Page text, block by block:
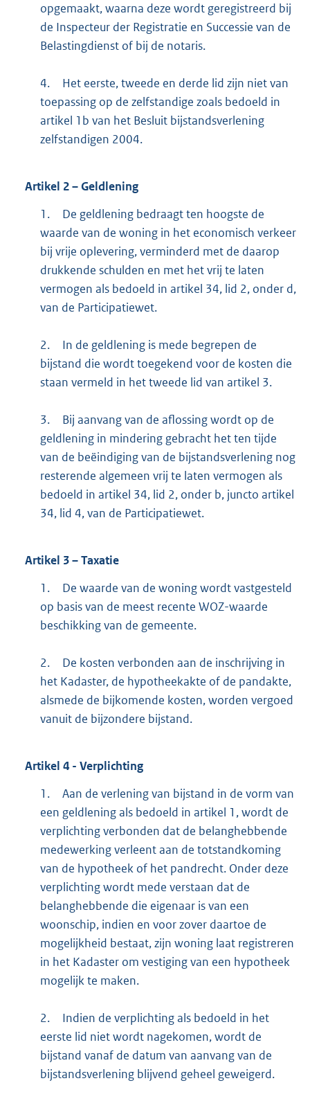
opgemaakt, waarna deze wordt geregistreerd bij
de Inspecteur der Registratie en Successie van de
Belastingdienst of bij de notaris.
4.
Het eerste, tweede en derde lid zijn niet van
toepassing op de zelfstandige zoals bedoeld in
artikel 1b van het Besluit bijstandsverlening
zelfstandigen 2004.
Artikel 2– Geldlening
1.
De geldlening bedraagt ten hoogste de
waarde van de woning in het economisch verkeer
bij vrije oplevering, verminderd met de daarop
drukkende schulden en met het vrij te laten
vermogen als bedoeld in artikel 34, lid 2, onder d,
van de Participatiewet.
2.
In de geldlening is mede begrepen de
bijstand die wordt toegekend voor de kosten die
staan vermeld in het tweede lid van artikel 3.
3.
Bij aanvang van de aflossing wordt op de
geldlening in mindering gebracht het ten tijde
van de beëindiging van de bijstandsverlening nog
resterende algemeen vrij te laten vermogen als
bedoeld in artikel 34, lid 2, onder b, juncto artikel
34, lid 4, van de Participatiewet.
Artikel 3– Taxatie
1.
De waarde van de woning wordt vastgesteld
op basis van de meest recente WOZ-waarde
beschikking van de gemeente.
2.
De kosten verbonden aan de inschrijving in
het Kadaster, de hypotheekakte of de pandakte,
alsmede de bijkomende kosten, worden vergoed
vanuit de bijzondere bijstand.
Artikel 4 - Verplichting
1.
Aan de verlening van bijstand in de vorm van
een geldlening als bedoeld in artikel 1, wordt de
verplichting verbonden dat de belanghebbende
medewerking verleent aan de totstandkoming
van de hypotheek of het pandrecht. Onder deze
verplichting wordt mede verstaan dat de
belanghebbende die eigenaar is van een
woonschip, indien en voor zover daartoe de
mogelijkheid bestaat, zijn woning laat registreren
in het Kadaster om vestiging van een hypotheek
mogelijk te maken.
2.
Indien de verplichting als bedoeld in het
eerste lid niet wordt nagekomen, wordt de
bijstand vanaf de datum van aanvang van de
bijstandsverlening blijvend geheel geweigerd.